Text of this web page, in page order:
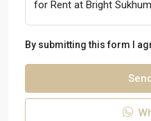
By submitting this form I